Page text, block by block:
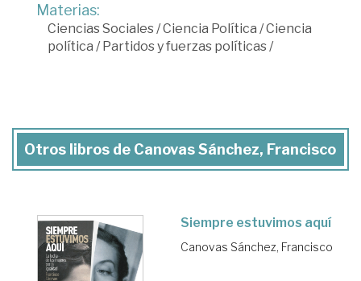
Materias:
Ciencias Sociales/Ciencia Política /Ciencia
política /Partidos y fuerzas políticas/
Otros libros de Canovas Sánchez, Francisco
Siempre estuvimos aquí
Canovas Sánchez, Francisco